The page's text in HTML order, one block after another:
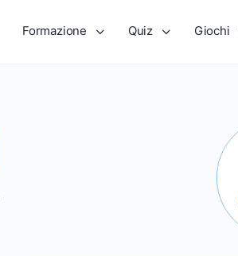
Formazione Quiz Giochi